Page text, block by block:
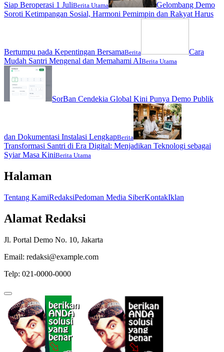
Siap Beroperasi 1 JuliBerita Utama
Gelombang Demo
Soroti Ketimpangan Sosial, Harmoni Pemimpin dan Rakyat Harus
Bertumpu pada Kepentingan BersamaBerita
Cara
Mudah Santri Mengenal dan Memahami AIBerita Utama
SorBan Cendekia Global Kini Punya Demo Publik
dan Dokumentasi Instalasi LengkapBerita
Transformasi Santri di Era Digital: Menjadikan Teknologi sebagai
Syiar Masa KiniBerita Utama
Halaman
Tentang KamiRedaksiPedoman Media SiberKontakIklan
Alamat Redaksi
Jl. Portal Demo No. 10, Jakarta
Email: redaksi@example.com
Telp: 021-0000-0000